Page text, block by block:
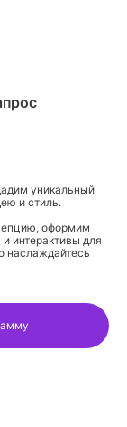
уникальный
и стиль.
оформим
интерактивы для
наслаждайтесь